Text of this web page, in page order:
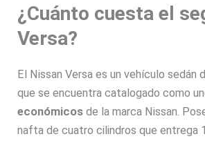
¿Cuánto cuesta el
Versa?
El Nissan Versa es un vehículo sedán
que se encuentra catalogado como
económicos de la marca Nissan.
nafta de cuatro cilindros que entrega